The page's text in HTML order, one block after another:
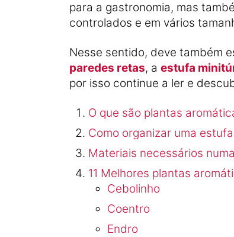
para a gastronomia, mas
controlados e em vários
Nesse sentido, deve também
paredes retas, a estufa
por isso continue a ler e
O que são plantas
Como organizar uma
Materiais necessários
11 Melhores plantas
Cebolinho
Coentro
Endro